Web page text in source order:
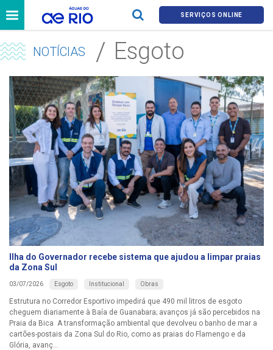
SERVIÇOS ONLINE
NOTÍCIAS Esgoto
Ilha do Governador recebe sistema que ajudou a limpar praias
da Zona Sul
03/07/2026 Esgoto Institucional Obras
Estrutura no Corredor Esportivo impedirá que 490 mil litros de esgoto
cheguem diariamente à Baía de Guanabara; avanços já são percebidos na
Praia da Bica A transformação ambiental que devolveu o banho de mar a
cartões-postais da Zona Sul do Rio, como as praias do Flamengo e da
Glória, avanç...